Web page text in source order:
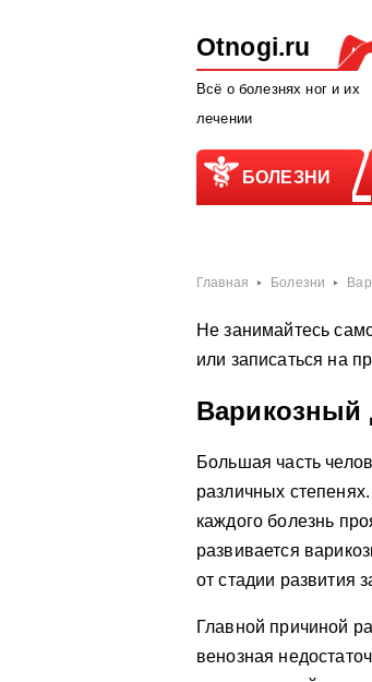
Otnogi.ru
Всё о болезнях ног и их
лечении
БОЛЕЗНИ
Главная Болезни
Не занимайтесь
или записаться на
Варикозный
Большая часть
различных
каждого болезнь
развивается
от стадии развития
Главной причиной
венозная